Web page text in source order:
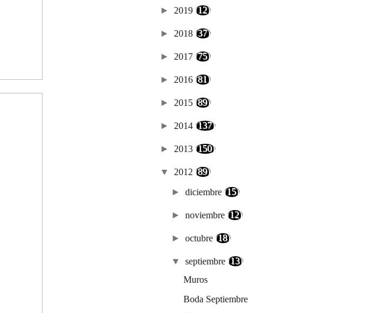
► 2019 (12)
► 2018 (37)
► 2017 (75)
► 2016 (81)
► 2015 (89)
► 2014 (137)
► 2013 (150)
▼ 2012 (89)
►diciembre (15)
►noviembre (12)
►octubre (18)
▼septiembre (13)
Muros
Boda Septiembre